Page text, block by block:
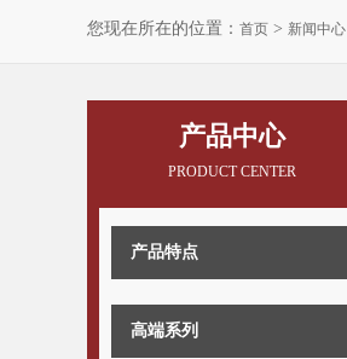
您现在所在的位置： 首页 > 新闻中心
产品中心
PRODUCT CENTER
产品特点
高端系列